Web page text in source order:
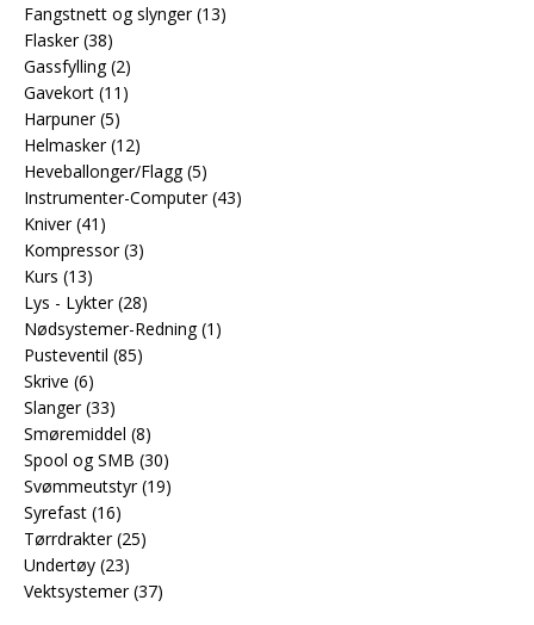
Fangstnett og slynger (13)
Flasker (38)
Gassfylling (2)
Gavekort (11)
Harpuner (5)
Helmasker (12)
Heveballonger/Flagg (5)
Instrumenter-Computer (43)
Kniver (41)
Kompressor (3)
Kurs (13)
Lys - Lykter (28)
Nødsystemer-Redning (1)
Pusteventil (85)
Skrive (6)
Slanger (33)
Smøremiddel (8)
Spool og SMB (30)
Svømmeutstyr (19)
Syrefast (16)
Tørrdrakter (25)
Undertøy (23)
Vektsystemer (37)